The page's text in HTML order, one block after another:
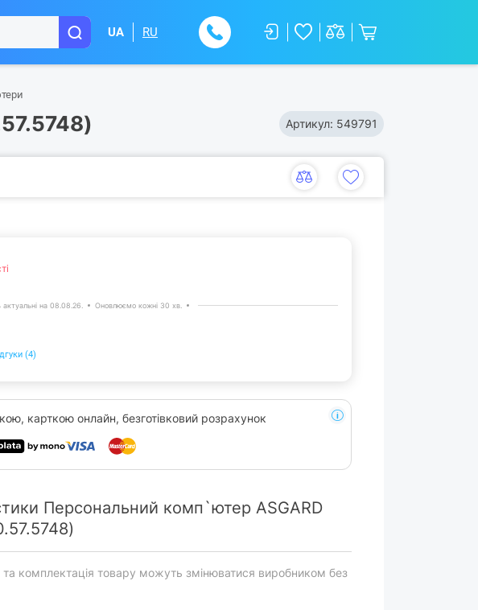
UA RU
Артикул: 549791
актуальні на 08.08.26. Оновлюємо кожні 30 хв.
(4)
карткою онлайн, безготівковий розрахунок
Персональний комп`ютер ASGARD
комплектація товару можуть змінюватися виробником без